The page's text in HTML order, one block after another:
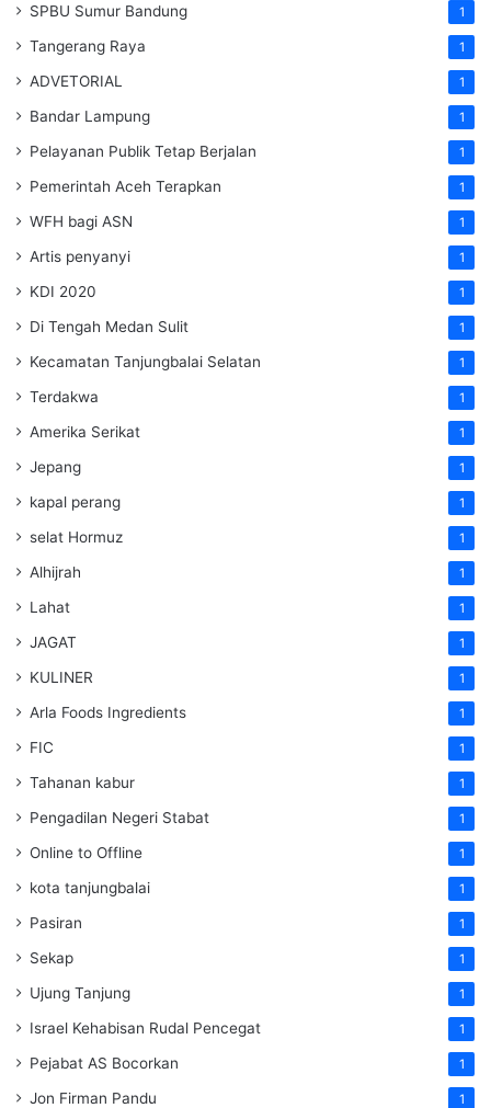
SPBU Sumur Bandung 1
Tangerang Raya 1
ADVETORIAL 1
Bandar Lampung 1
Pelayanan Publik Tetap Berjalan 1
Pemerintah Aceh Terapkan 1
WFH bagi ASN 1
Artis penyanyi 1
KDI 2020 1
Di Tengah Medan Sulit 1
Kecamatan Tanjungbalai Selatan 1
Terdakwa 1
Amerika Serikat 1
Jepang 1
kapal perang 1
selat Hormuz 1
Alhijrah 1
Lahat 1
JAGAT 1
KULINER 1
Arla Foods Ingredients 1
FIC 1
Tahanan kabur 1
Pengadilan Negeri Stabat 1
Online to Offline 1
kota tanjungbalai 1
Pasiran 1
Sekap 1
Ujung Tanjung 1
Israel Kehabisan Rudal Pencegat 1
Pejabat AS Bocorkan 1
Jon Firman Pandu 1